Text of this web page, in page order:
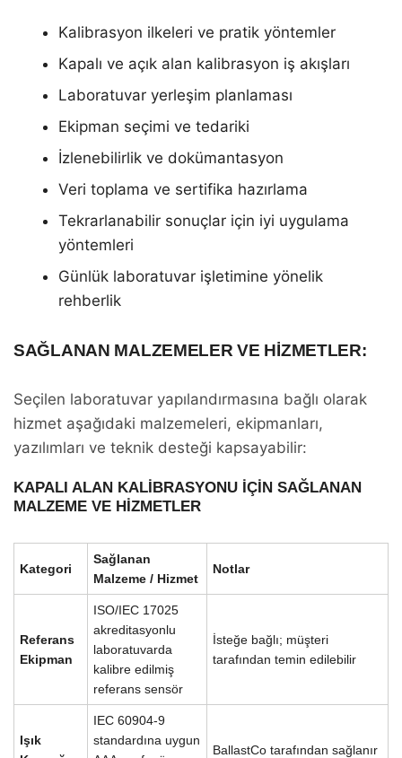
Kalibrasyon ilkeleri ve pratik yöntemler
Kapalı ve açık alan kalibrasyon iş akışları
Laboratuvar yerleşim planlaması
Ekipman seçimi ve tedariki
İzlenebilirlik ve dokümantasyon
Veri toplama ve sertifika hazırlama
Tekrarlanabilir sonuçlar için iyi uygulama
yöntemleri
Günlük laboratuvar işletimine yönelik
rehberlik
SAĞLANAN MALZEMELER VE HIZMETLER:
Seçilen laboratuvar yapılandırmasına bağlı olarak
hizmet aşağıdaki malzemeleri, ekipmanları,
yazılımları ve teknik desteği kapsayabilir:
KAPALI ALAN KALIBRASYONU IÇIN SAĞLANAN
MALZEME VE HIZMETLER
Kategori
Sağlanan
Malzeme / Hizmet
Notlar
Referans
Ekipman
ISO/IEC 17025
akreditasyonlu
laboratuvarda
kalibre edilmiş
referans sensör
İsteğe bağlı; müşteri
tarafından temin edilebilir
Işık
IEC 60904-9
standardına uygun
BallastCo tarafından sağlanır